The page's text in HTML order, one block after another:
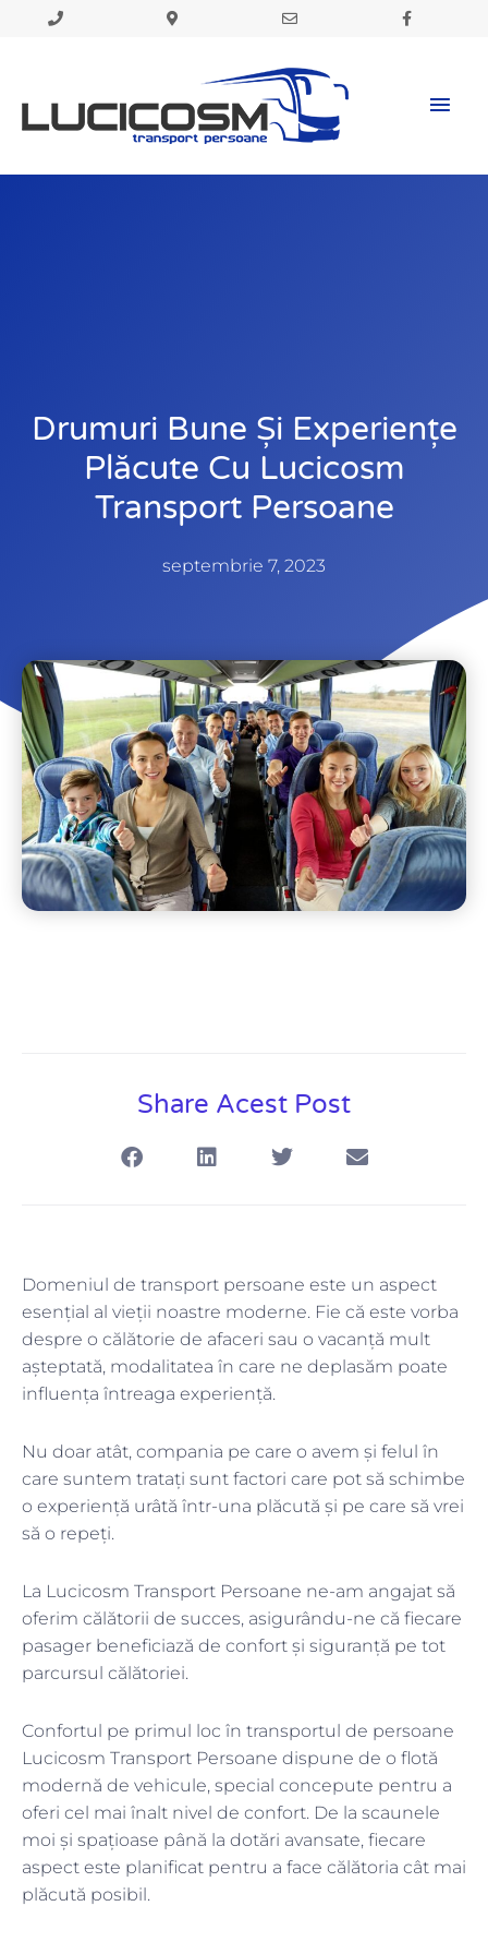
Drumuri Bune Și Experiențe
Plăcute Cu Lucicosm
Transport Persoane
septembrie 7, 2023
Share Acest Post
Domeniul de transport persoane este un aspect
esențial al vieții noastre moderne. Fie că este vorba
despre o călătorie de afaceri sau o vacanță mult
așteptată, modalitatea în care ne deplasăm poate
influența întreaga experiență.
Nu doar atât, compania pe care o avem și felul în
care suntem tratați sunt factori care pot să schimbe
o experiență urâtă într-una plăcută și pe care să vrei
să o repeți.
La Lucicosm Transport Persoane ne-am angajat să
oferim călătorii de succes, asigurându-ne că fiecare
pasager beneficiază de confort și siguranță pe tot
parcursul călătoriei.
Confortul pe primul loc în transportul de persoane
Lucicosm Transport Persoane dispune de o flotă
modernă de vehicule, special concepute pentru a
oferi cel mai înalt nivel de confort. De la scaunele
moi și spațioase până la dotări avansate, fiecare
aspect este planificat pentru a face călătoria cât mai
plăcută posibil.